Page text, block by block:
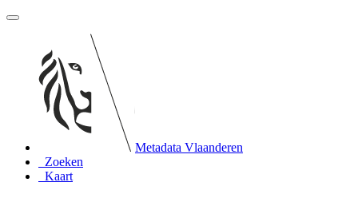
Metadata Vlaanderen
Zoeken
Kaart